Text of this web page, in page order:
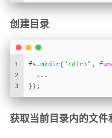
创建目录
1
2
3
fs. mkdir ( "<dir>" ,
  ...
});
获取当前目录内的文件